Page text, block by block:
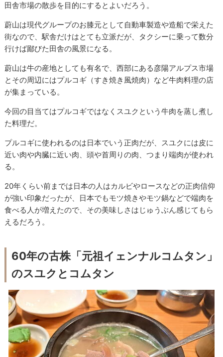
田舎市場の散歩を目的にするとよいだろう。
蔚山は現代グループのお膝元として自動車製造や造船で栄えた
街なので、駅舎だけはとても立派だが、タクシーに乗って数分
行けば鄙びた田舎の風景になる。
蔚山は牛の産地としても有名で、西部にある彦陽アルプス市場
とその周辺にはプルコギ（すき焼き風焼肉）など牛肉料理の店
が集まっている。
今回の目当てはプルコギではなくスユクという牛肉を蒸し煮し
た料理だ。
プルコギに使われるのは日本でいう正肉だが、スユクには皮に
近い肉や内臓に近い肉、頭や首周りの肉、つまり端肉が使われ
る。
20年くらい前までは日本の人はカルビやロースなどの正肉信仰
が強い印象だったが、日本でもモツ焼きやモツ鍋などで端肉を
食べる人が増えたので、その美味しさはじゅうぶん感じてもら
えるだろう。
60年の古株「元祖イェンナルコムタン」
のスユクとコムタン